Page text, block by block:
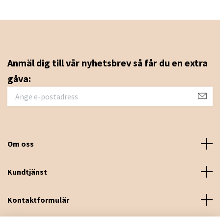
Anmäl dig till vår nyhetsbrev så får du en extra
gåva:
Om oss
Kundtjänst
Kontaktformulär